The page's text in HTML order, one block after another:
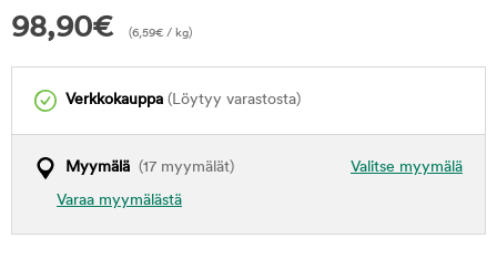
98,90€ (6,59€ / kg)
Verkkokauppa (Löytyy varastosta)
Valitse myymälä
Myymälä (17 myymälät)
Varaa myymälästä